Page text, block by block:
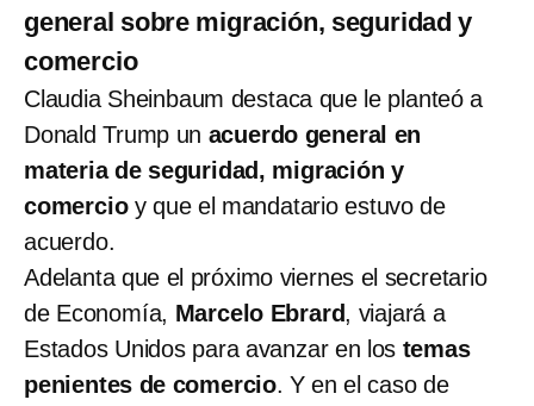
general sobre migración, seguridad y
comercio
Claudia Sheinbaum destaca que le planteó a
Donald Trump un acuerdo general en
materia de seguridad, migración y
comercioy que el mandatario estuvo de
acuerdo.
Adelanta que el próximo viernes el secretario
de Economía, Marcelo Ebrard, viajará a
Estados Unidos para avanzar en los temas
penientes de comercio. Y en el caso de